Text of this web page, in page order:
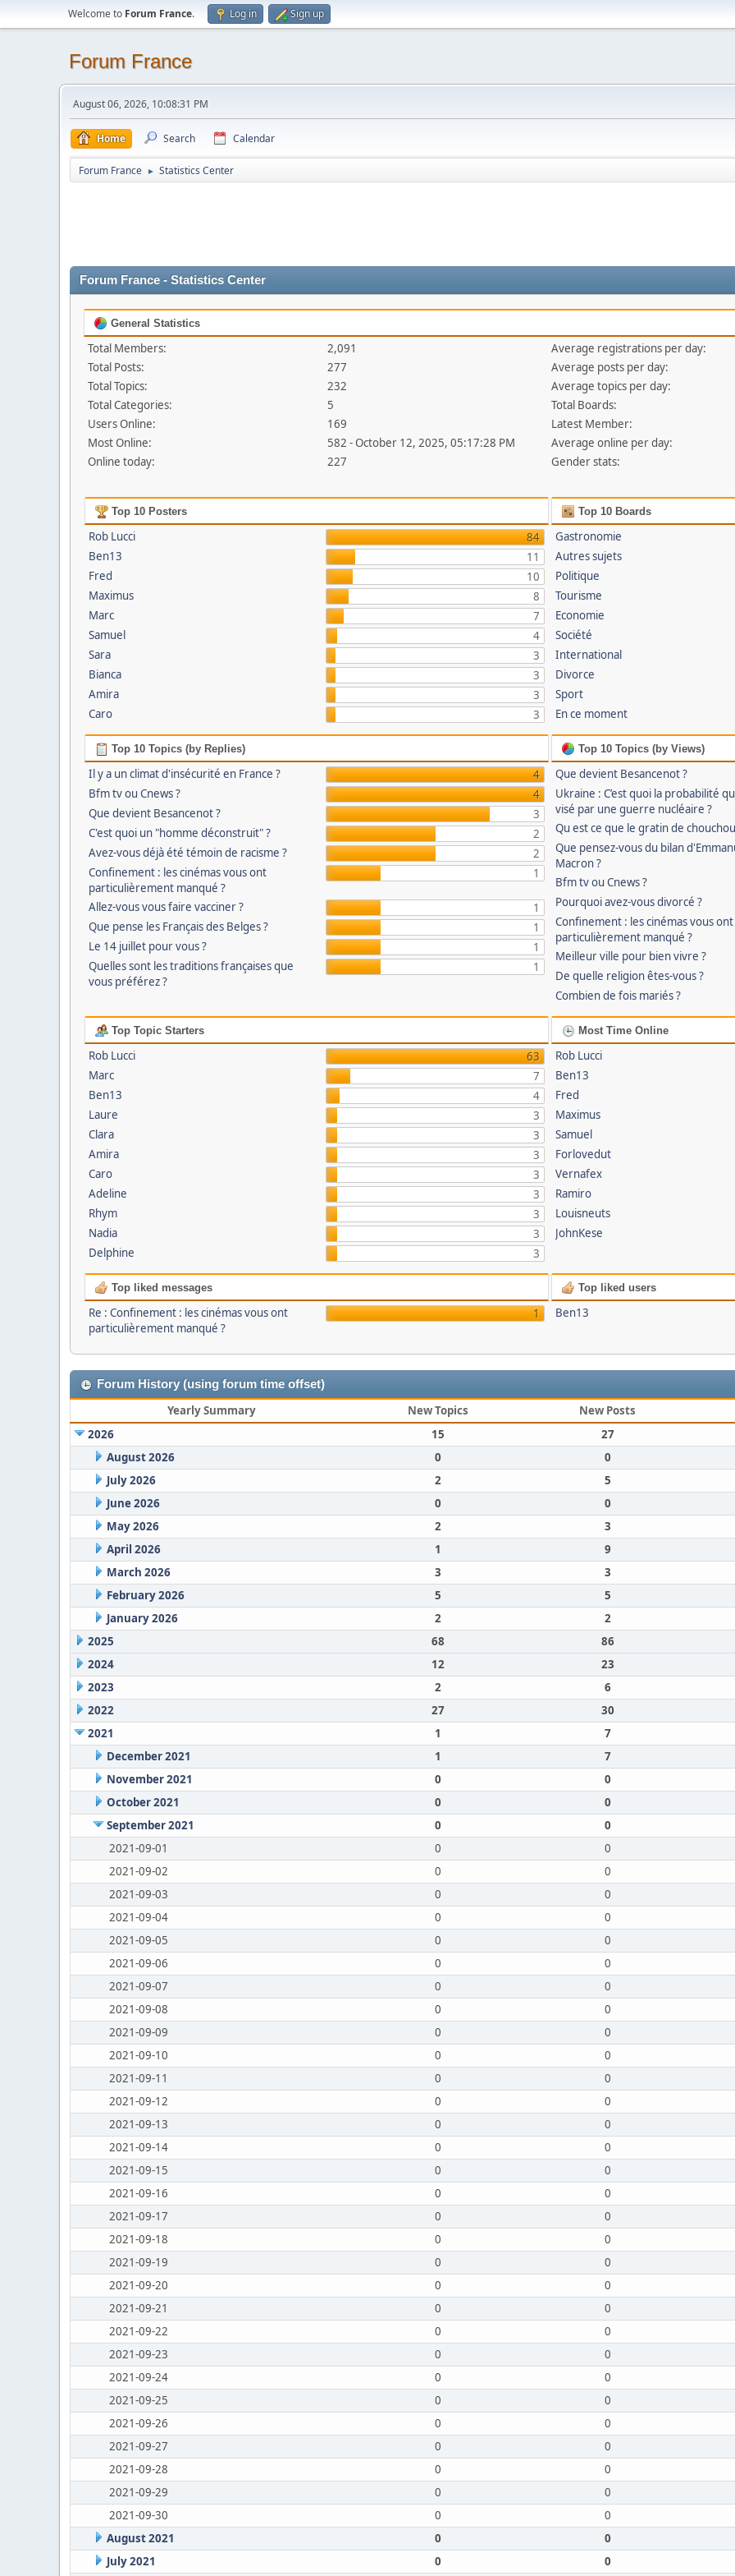
Welcome to Forum France. Log in Sign up
Forum France
August 06, 2026, 10:08:31 PM
Home Search Calendar
Forum France ► Statistics Center
Forum France - Statistics Center
General Statistics
Total Members:
2,091
Total Posts:
277
Total Topics:
232
Total Categories:
5
Users Online:
169
Most Online:
582 - October 12, 2025, 05:17:28 PM
Online today:
227
Average registrations per day:
Average posts per day:
Average topics per day:
Total Boards:
Latest Member:
Average online per day:
Gender stats:
Top 10 Posters
Rob Lucci
84
Ben13
11
Fred
10
Maximus
8
Marc
7
Samuel
4
Sara
3
Bianca
3
Amira
3
Caro
3
Top 10 Boards
Gastronomie
Autres sujets
Politique
Tourisme
Economie
Société
International
Divorce
Sport
En ce moment
Top 10 Topics (by Replies)
Il y a un climat d'insécurité en France ?
4
Bfm tv ou Cnews ?
4
Que devient Besancenot ?
3
C'est quoi un "homme déconstruit" ?
2
Avez-vous déjà été témoin de racisme ?
2
Confinement : les cinémas vous ont
particulièrement manqué ?
1
Allez-vous vous faire vacciner ?
1
Que pense les Français des Belges ?
1
Le 14 juillet pour vous ?
1
Quelles sont les traditions françaises que
vous préférez ?
1
Top 10 Topics (by Views)
Que devient Besancenot ?
Ukraine : C’est quoi la probabilité
visé par une guerre nucléaire ?
Qu est ce que le gratin de
Que pensez-vous du bilan
Macron ?
Bfm tv ou Cnews ?
Pourquoi avez-vous divorcé ?
Confinement : les cinémas vous ont
particulièrement manqué ?
Meilleur ville pour bien vivre ?
De quelle religion êtes-vous ?
Combien de fois mariés ?
Top Topic Starters
Rob Lucci
63
Marc
7
Ben13
4
Laure
3
Clara
3
Amira
3
Caro
3
Adeline
3
Rhym
3
Nadia
3
Delphine
3
Most Time Online
Rob Lucci
Ben13
Fred
Maximus
Samuel
Forlovedut
Vernafex
Ramiro
Louisneuts
JohnKese
Top liked messages
Re : Confinement : les cinémas vous ont
particulièrement manqué ?
1
Top liked users
Ben13
Forum History (using forum time offset)
Yearly Summary New Topics
New Posts
2026
15
27
August 2026
0
0
July 2026
2
5
June 2026
0
0
May 2026
2
3
April 2026
1
9
March 2026
3
3
February 2026
5
5
January 2026
2
2
2025
68
86
2024
12
23
2023
2
6
2022
27
30
2021
1
7
December 2021
1
7
November 2021
0
0
October 2021
0
0
September 2021
0
0
2021-09-01
0
0
2021-09-02
0
0
2021-09-03
0
0
2021-09-04
0
0
2021-09-05
0
0
2021-09-06
0
0
2021-09-07
0
0
2021-09-08
0
0
2021-09-09
0
0
2021-09-10
0
0
2021-09-11
0
0
2021-09-12
0
0
2021-09-13
0
0
2021-09-14
0
0
2021-09-15
0
0
2021-09-16
0
0
2021-09-17
0
0
2021-09-18
0
0
2021-09-19
0
0
2021-09-20
0
0
2021-09-21
0
0
2021-09-22
0
0
2021-09-23
0
0
2021-09-24
0
0
2021-09-25
0
0
2021-09-26
0
0
2021-09-27
0
0
2021-09-28
0
0
2021-09-29
0
0
2021-09-30
0
0
August 2021
0
0
July 2021
0 0